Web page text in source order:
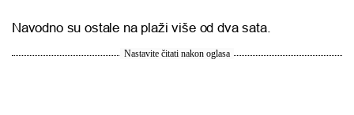
Navodno su ostale na plaži više od dva sata.
Nastavite čitati nakon oglasa